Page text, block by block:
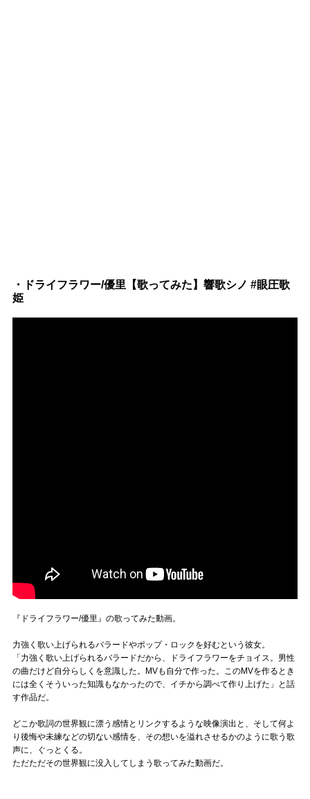
・ドライフラワー/優里【歌ってみた】響歌シノ #眼圧歌
姫
『ドライフラワー/優里』の歌ってみた動画。
力強く歌い上げられるバラードやポップ・ロックを好むという彼女。
「力強く歌い上げられるバラードだから、ドライフラワーをチョイス。男性
の曲だけど自分らしくを意識した。MVも自分で作った。このMVを作るとき
には全くそういった知識もなかったので、イチから調べて作り上げた」と話
す作品だ。
どこか歌詞の世界観に漂う感情とリンクするような映像演出と、そして何よ
り後悔や未練などの切ない感情を、その想いを溢れさせるかのように歌う歌
声に、ぐっとくる。
ただただその世界観に没入してしまう歌ってみた動画だ。